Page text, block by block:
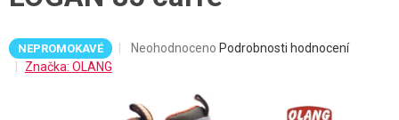
NEPROMOKAVÉ
Průměrné
0,0
Neohodnoceno Podrobnosti hodnocení
Značka: OLANG